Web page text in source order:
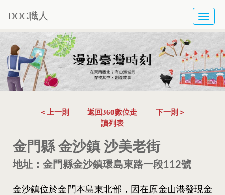
DOC職人
＜上一則
返回360數位走
讀列表
下一則＞
金門縣 金沙鎮 沙美老街
地址：金門縣金沙鎮環島東路一段112號
金沙鎮位於金門本島東北部，因在原金山港發現金